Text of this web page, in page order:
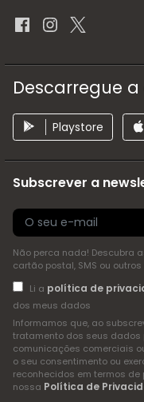
Descarregue
Playstore
Subscrever a
Não perca nada! Descubra
cartão postal, SMS ou
Li a política de
dos meus dados
Informamos que, ao
tratamento dos seus dados
comunicações comerciais
o seu consentimento ou
reconhecidos em termos
nossa Política de